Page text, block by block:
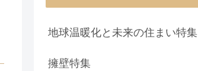
地球温暖化と未来の住まい特集
擁壁特集